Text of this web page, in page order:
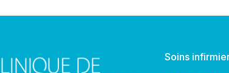
Soins